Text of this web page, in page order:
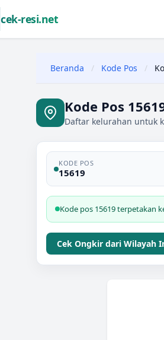
cek-resi.net
Beranda / Kode Pos /
Kode Pos
Daftar kelurahan untuk
KODE POS
15619
Kode pos 15619 terpetakan
Cek Ongkir dari Wilayah